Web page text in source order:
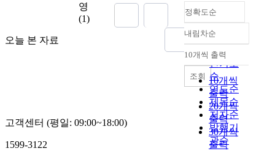
영
(1)
오늘 본 자료
해
o
정확도순
정확도
순
인기도
순
연도순
제목순
저자순
발행기
관순
내림차순
내림차순
10개씩 출력
10개씩
출력
20개씩
출력
30개씩
출력
조회
고객센터 (평일: 09:00~18:00)
1599-3122